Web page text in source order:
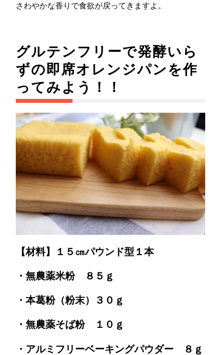
さわやかな香りで食欲が戻ってきますよ。
グルテンフリーで発酵いら
ずの即席オレンジパンを作
ってみよう！！
【材料】１５㎝パウンド型１本
・無農薬米粉 ８５ｇ
・本葛粉（粉末）３０ｇ
・無農薬そば粉 １０ｇ
・アルミフリーベーキングパウダー ８ｇ